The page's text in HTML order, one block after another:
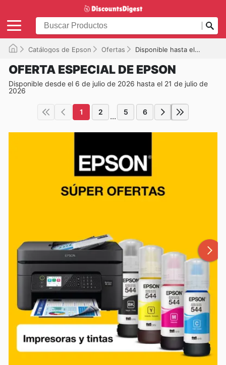
Catálogos de Epson Ofertas Disponible hasta el 21/07/2026
OFERTA ESPECIAL DE EPSON
Disponible desde el 6 de julio de 2026 hasta el 21 de julio de
2026
1 2 ... 5 6